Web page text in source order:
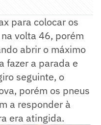
para colocar os
volta 46, porém
abrir o máximo
fazer a parada e
seguinte, o
porém os pneus
a responder à
era atingida.